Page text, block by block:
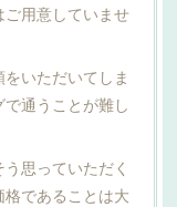
用意していませ
いただいてしま
通うことが難し
思っていただく
であることは大